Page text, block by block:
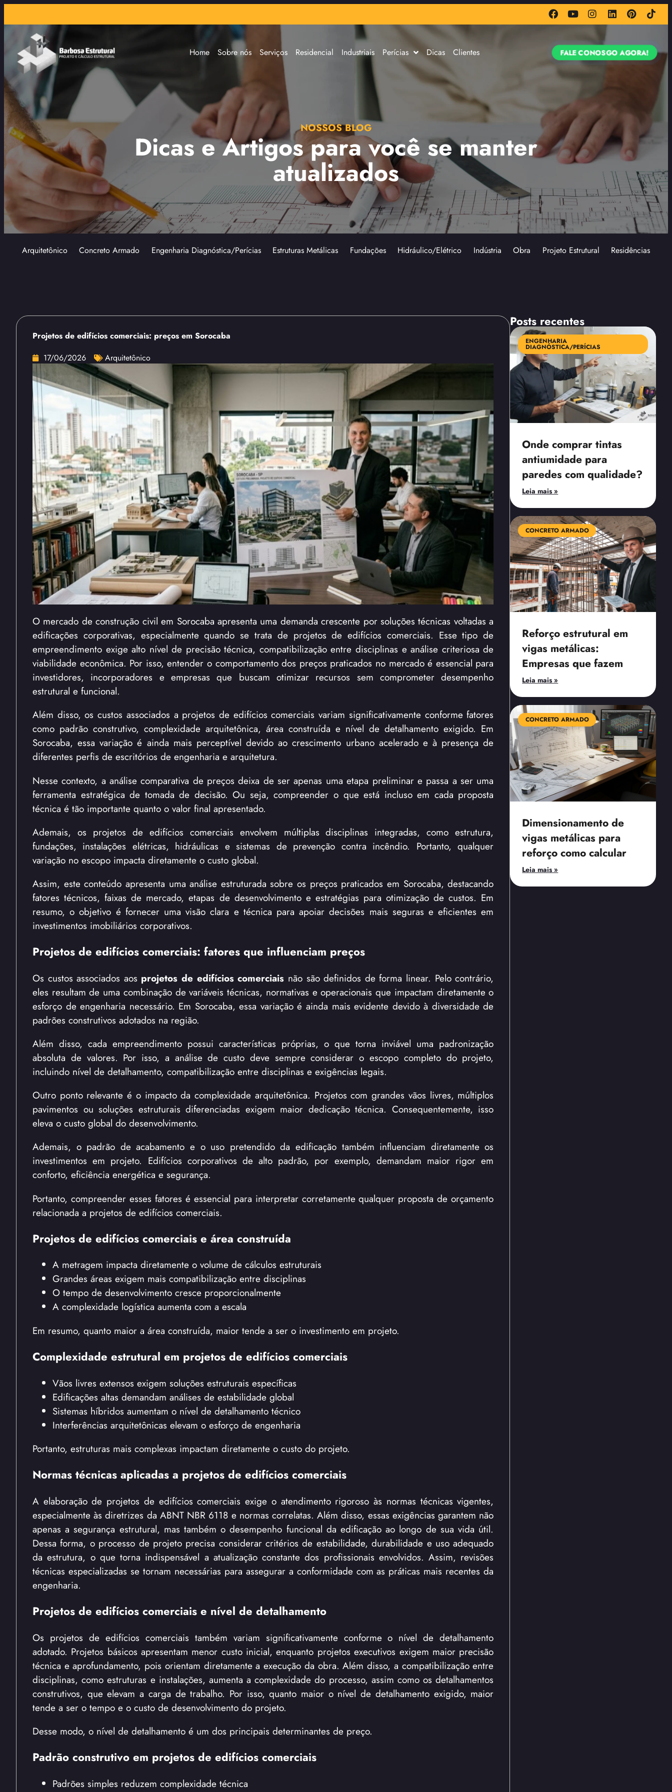
Home Sobre nós Serviços Residencial Industriais Perícias Dicas Clientes FALE CONOSGO AGORA!
NOSSOS BLOG
Dicas e Artigos para você se manter
atualizados
Arquitetônico Concreto Armado Engenharia Diagnóstica/Perícias Estruturas Metálicas Fundações Hidráulico/Elétrico Indústria Obra Projeto Estrutural Residências
Projetos de edifícios comerciais: preços em Sorocaba
17/06/2026
Arquitetônico
O mercado de construção civil em Sorocaba apresenta uma demanda crescente por soluções técnicas voltadas a
edificações corporativas, especialmente quando se trata de projetos de edifícios comerciais. Esse tipo de
empreendimento exige alto nível de precisão técnica, compatibilização entre disciplinas e análise criteriosa de
viabilidade econômica. Por isso, entender o comportamento dos preços praticados no mercado é essencial para
investidores, incorporadores e empresas que buscam otimizar recursos sem comprometer desempenho
estrutural e funcional.
Além disso, os custos associados a projetos de edifícios comerciais variam significativamente conforme fatores
como padrão construtivo, complexidade arquitetônica, área construída e nível de detalhamento exigido. Em
Sorocaba, essa variação é ainda mais perceptível devido ao crescimento urbano acelerado e à presença de
diferentes perfis de escritórios de engenharia e arquitetura.
Nesse contexto, a análise comparativa de preços deixa de ser apenas uma etapa preliminar e passa a ser uma
ferramenta estratégica de tomada de decisão. Ou seja, compreender o que está incluso em cada proposta
técnica é tão importante quanto o valor final apresentado.
Ademais, os projetos de edifícios comerciais envolvem múltiplas disciplinas integradas, como estrutura,
fundações, instalações elétricas, hidráulicas e sistemas de prevenção contra incêndio. Portanto, qualquer
variação no escopo impacta diretamente o custo global.
Assim, este conteúdo apresenta uma análise estruturada sobre os preços praticados em Sorocaba, destacando
fatores técnicos, faixas de mercado, etapas de desenvolvimento e estratégias para otimização de custos. Em
resumo, o objetivo é fornecer uma visão clara e técnica para apoiar decisões mais seguras e eficientes em
investimentos imobiliários corporativos.
Projetos de edifícios comerciais: fatores que influenciam preços
Os custos associados aos projetos de edifícios comerciais não são definidos de forma linear. Pelo contrário,
eles resultam de uma combinação de variáveis técnicas, normativas e operacionais que impactam diretamente o
esforço de engenharia necessário. Em Sorocaba, essa variação é ainda mais evidente devido à diversidade de
padrões construtivos adotados na região.
Além disso, cada empreendimento possui características próprias, o que torna inviável uma padronização
absoluta de valores. Por isso, a análise de custo deve sempre considerar o escopo completo do projeto,
incluindo nível de detalhamento, compatibilização entre disciplinas e exigências legais.
Outro ponto relevante é o impacto da complexidade arquitetônica. Projetos com grandes vãos livres, múltiplos
pavimentos ou soluções estruturais diferenciadas exigem maior dedicação técnica. Consequentemente, isso
eleva o custo global do desenvolvimento.
Ademais, o padrão de acabamento e o uso pretendido da edificação também influenciam diretamente os
investimentos em projeto. Edifícios corporativos de alto padrão, por exemplo, demandam maior rigor em
conforto, eficiência energética e segurança.
Portanto, compreender esses fatores é essencial para interpretar corretamente qualquer proposta de orçamento
relacionada a projetos de edifícios comerciais.
Projetos de edifícios comerciais e área construída
A metragem impacta diretamente o volume de cálculos estruturais
Grandes áreas exigem mais compatibilização entre disciplinas
O tempo de desenvolvimento cresce proporcionalmente
A complexidade logística aumenta com a escala
Em resumo, quanto maior a área construída, maior tende a ser o investimento em projeto.
Complexidade estrutural em projetos de edifícios comerciais
Vãos livres extensos exigem soluções estruturais específicas
Edificações altas demandam análises de estabilidade global
Sistemas híbridos aumentam o nível de detalhamento técnico
Interferências arquitetônicas elevam o esforço de engenharia
Portanto, estruturas mais complexas impactam diretamente o custo do projeto.
Normas técnicas aplicadas a projetos de edifícios comerciais
A elaboração de projetos de edifícios comerciais exige o atendimento rigoroso às normas técnicas vigentes,
especialmente às diretrizes da ABNT NBR 6118 e normas correlatas. Além disso, essas exigências garantem não
apenas a segurança estrutural, mas também o desempenho funcional da edificação ao longo de sua vida útil.
Dessa forma, o processo de projeto precisa considerar critérios de estabilidade, durabilidade e uso adequado
da estrutura, o que torna indispensável a atualização constante dos profissionais envolvidos. Assim, revisões
técnicas especializadas se tornam necessárias para assegurar a conformidade com as práticas mais recentes da
engenharia.
Projetos de edifícios comerciais e nível de detalhamento
Os projetos de edifícios comerciais também variam significativamente conforme o nível de detalhamento
adotado. Projetos básicos apresentam menor custo inicial, enquanto projetos executivos exigem maior precisão
técnica e aprofundamento, pois orientam diretamente a execução da obra. Além disso, a compatibilização entre
disciplinas, como estruturas e instalações, aumenta a complexidade do processo, assim como os detalhamentos
construtivos, que elevam a carga de trabalho. Por isso, quanto maior o nível de detalhamento exigido, maior
tende a ser o tempo e o custo de desenvolvimento do projeto.
Desse modo, o nível de detalhamento é um dos principais determinantes de preço.
Padrão construtivo em projetos de edifícios comerciais
Padrões simples reduzem complexidade técnica
Posts recentes
ENGENHARIA
DIAGNÓSTICA/PERÍCIAS
Onde comprar tintas
antiumidade para
paredes com qualidade?
Leia mais »
CONCRETO ARMADO
Reforço estrutural em
vigas metálicas:
Empresas que fazem
Leia mais »
CONCRETO ARMADO
Dimensionamento de
vigas metálicas para
reforço como calcular
Leia mais »